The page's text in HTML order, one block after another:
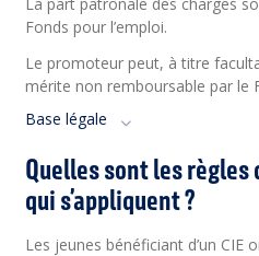
Fonds pour l’emploi.
Le promoteur peut, à titre
mérite non remboursable par le
Base légale
Quelles sont les règles
qui s’appliquent ?
Les jeunes bénéficiant d’un CIE